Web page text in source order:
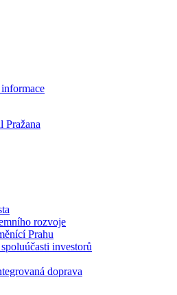
Pražana
rozvoje
Prahu
investorů
doprava